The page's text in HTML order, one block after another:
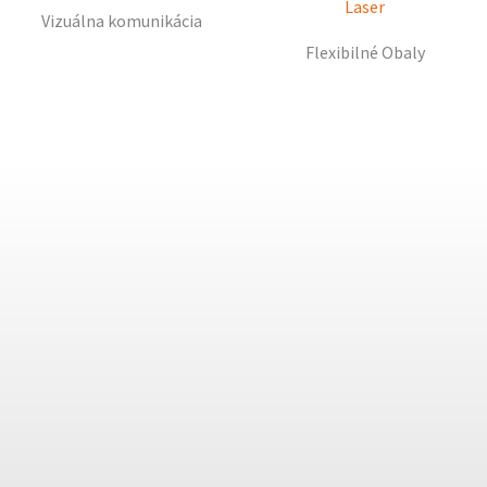
Vizuálna komunikácia
Flexibilné Obaly